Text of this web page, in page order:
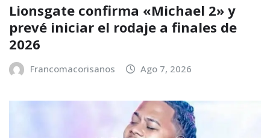
Lionsgate confirma «Michael 2» y
prevé iniciar el rodaje a finales de
2026
Francomacorisanos Ago 7, 2026